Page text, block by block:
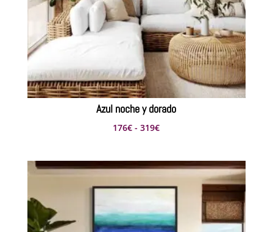
Azul noche y dorado
176€ - 319€Rango
precios:
176€
319€